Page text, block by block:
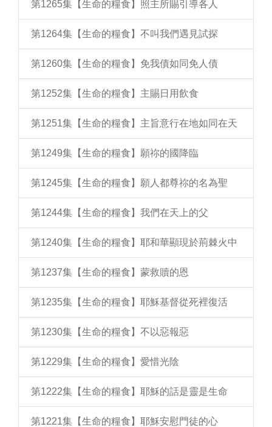
第1265集【生命的糧食】照主所賜引導各人
第1264集【生命的糧食】不叫我們遇見試探
第1260集【生命的糧食】免我債如同免人債
第1252集【生命的糧食】主賜日用飲食
第1251集【生命的糧食】主旨意行在地如同在天
第1249集【生命的糧食】願祢的國降臨
第1245集【生命的糧食】願人都尊祢的名為聖
第1244集【生命的糧食】我們在天上的父
第1240集【生命的糧食】耶和華顯現於荊棘火中
第1237集【生命的糧食】蒙救贖的恩
第1235集【生命的糧食】耶穌基督從死裡復活
第1230集【生命的糧食】不以惡報惡
第1229集【生命的糧食】愛惜光陰
第1222集【生命的糧食】耶穌的話是靈是生命
第1221集【生命的糧食】耶穌安慰門徒的心